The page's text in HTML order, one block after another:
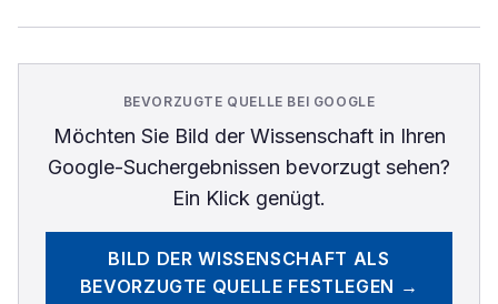
BEVORZUGTE QUELLE BEI GOOGLE
Möchten Sie Bild der Wissenschaftin Ihren
Google-Suchergebnissen bevorzugt sehen?
Ein Klick genügt.
BILD DER WISSENSCHAFT ALS
BEVORZUGTE QUELLE FESTLEGEN →